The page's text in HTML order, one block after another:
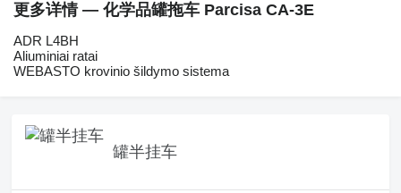
更多详情 — 化学品罐拖车 Parcisa CA-3E
ADR L4BH
Aliuminiai ratai
WEBASTO krovinio šildymo sistema
罐半挂车